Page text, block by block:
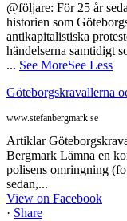
@följare: För 25 år
historien som
antikapitalistiska
händelserna samtidigt
... See MoreSee Less
Göteborgskravallerna
www.stefanbergmark.se
Artiklar
Bergmark Lämna en
polisens omringning
sedan,...
View on Facebook
· Share